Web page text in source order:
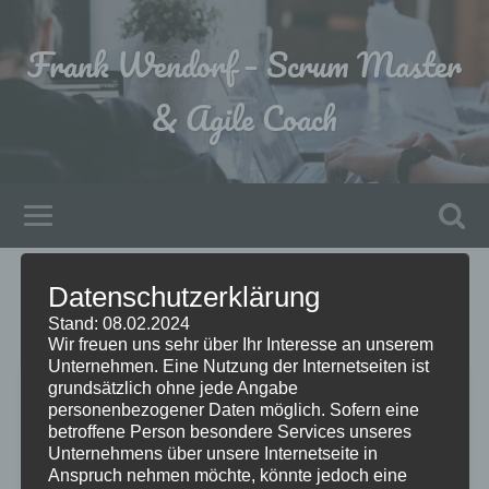
Frank Wendorf – Scrum Master
& Agile Coach
SCHLAGWORT
agile methoden
Was macht man mit am Ende
des Sprints noch offenen User
Stories?
Datenschutzerklärung
Stand: 08.02.2024
Wir freuen uns sehr über Ihr Interesse an unserem
Unternehmen. Eine Nutzung der Internetseiten ist
grundsätzlich ohne jede Angabe
personenbezogener Daten möglich. Sofern eine
betroffene Person besondere Services unseres
Unternehmens über unsere Internetseite in
Anspruch nehmen möchte, könnte jedoch eine